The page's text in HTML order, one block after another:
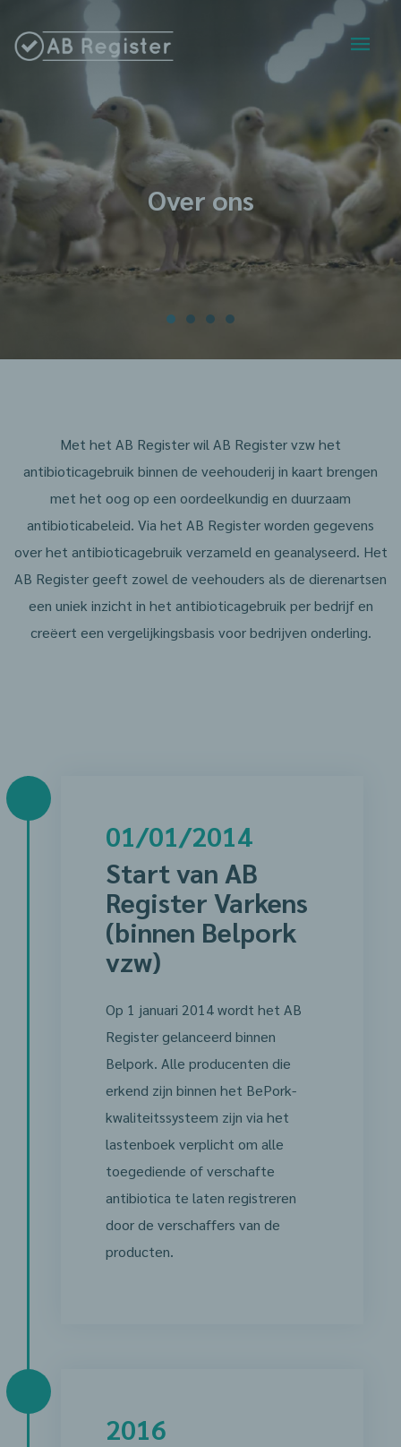
Over ons
Met het AB Register wil AB Register vzw het
antibioticagebruik binnen de veehouderij in kaart brengen
met het oog op een oordeelkundig en duurzaam
antibioticabeleid. Via het AB Register worden gegevens
over het antibioticagebruik verzameld en geanalyseerd. Het
AB Register geeft zowel de veehouders als de dierenartsen
een uniek inzicht in het antibioticagebruik per bedrijf en
creëert een vergelijkingsbasis voor bedrijven onderling.
01/01/2014
Start van AB
Register Varkens
(binnen Belpork
vzw)
Op 1 januari 2014 wordt het AB
Register gelanceerd binnen
Belpork. Alle producenten die
erkend zijn binnen het BePork-
kwaliteitssysteem zijn via het
lastenboek verplicht om alle
toegediende of verschafte
antibiotica te laten registreren
door de verschaffers van de
producten.
2016